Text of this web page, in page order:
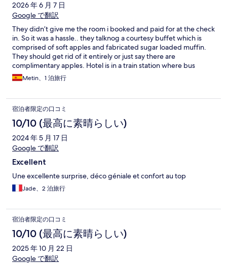
2026 年 6 月 7 日
Google で翻訳
They didn’t give me the room i booked and paid for at the check
in. So it was a hassle.. they talknog a courtesy buffet which is
comprised of soft apples and fabricated sugar loaded muffin.
They should get rid of it entirely or just say there are
complimentary apples. Hotel is in a train station where bus
services also operate. When we stayed there was no train
services in the region, butbif it were sound isolation is not
Metin、1 泊旅行
宿泊者限定の口コミ
10/10 (最高に素晴らしい)
2024 年 5 月 17 日
Google で翻訳
Excellent
Une excellente surprise, déco géniale et confort au top
Jade、2 泊旅行
宿泊者限定の口コミ
10/10 (最高に素晴らしい)
2025 年 10 月 22 日
Google で翻訳